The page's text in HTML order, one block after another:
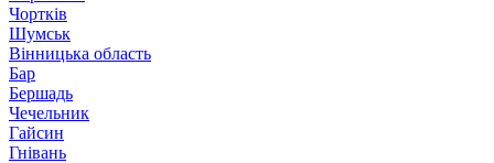
Чортків
Шумськ
Вінницька область
Бар
Бершадь
Чечельник
Гайсин
Гнівань